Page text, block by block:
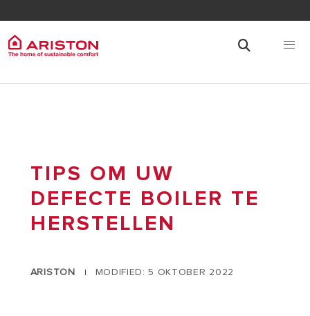
TIPS OM UW
DEFECTE BOILER TE
HERSTELLEN
ARISTON | MODIFIED: 5 OKTOBER 2022